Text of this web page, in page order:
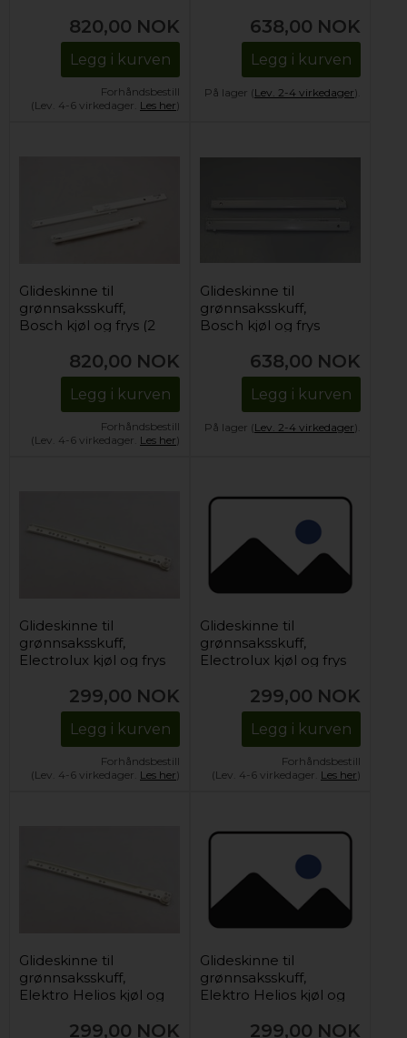
820,00 NOK
Legg i kurven
Forhåndsbestill
(Lev. 4-6 virkedager. Les her)
638,00 NOK
Legg i kurven
På lager (Lev. 2-4 virkedager).
Glideskinne til
grønnsaksskuff,
Bosch kjøl og frys (2
820,00 NOK
Legg i kurven
Forhåndsbestill
(Lev. 4-6 virkedager. Les her)
Glideskinne til
grønnsaksskuff,
Bosch kjøl og frys
638,00 NOK
Legg i kurven
På lager (Lev. 2-4 virkedager).
Glideskinne til
grønnsaksskuff,
Electrolux kjøl og frys
299,00 NOK
Legg i kurven
Forhåndsbestill
(Lev. 4-6 virkedager. Les her)
Glideskinne til
grønnsaksskuff,
Electrolux kjøl og frys
299,00 NOK
Legg i kurven
Forhåndsbestill
(Lev. 4-6 virkedager. Les her)
Glideskinne til
grønnsaksskuff,
Elektro Helios kjøl og
299,00 NOK
Glideskinne til
grønnsaksskuff,
Elektro Helios kjøl og
299,00 NOK